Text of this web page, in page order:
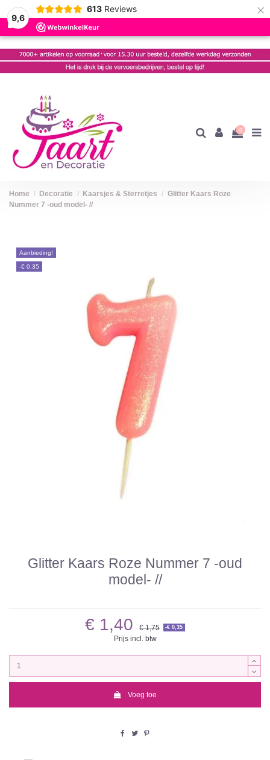
9,6
613 Reviews ×
0
Home Decoratie Kaarsjes & Sterretjes
Glitter Kaars Roze
Nummer 7 -oud model- //
Aanbieding!
-€ 0,35
Glitter Kaars Roze Nummer 7 -oud
model- //
€ 1,40 € 1,75 -€ 0,35
Prijs incl. btw
Voeg toe